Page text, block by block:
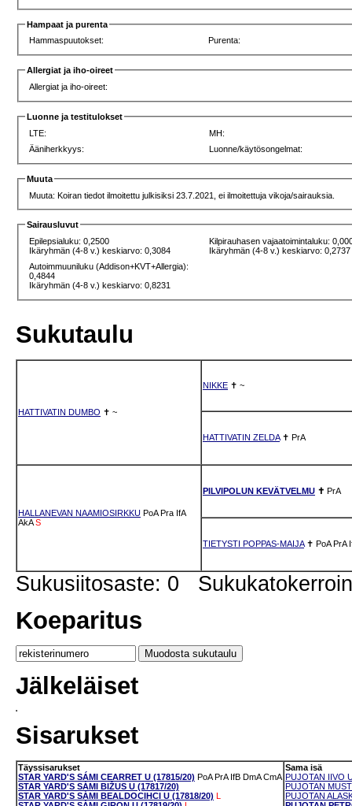
Hampaat ja purenta
Hammaspuutokset:
Purenta:
Allergiat ja iho-oireet
Allergiat ja iho-oireet:
Luonne ja testitulokset
LTE:
MH:
Ääniherkkyys:
Luonne/käytösongelmat:
Muuta
Muuta: Koiran tiedot ilmoitettu julkisiksi 23.7.2021, ei ilmoitettuja vikoja/sairauksia.
Sairausluvut
Epilepsialuku: 0,2500
Ikäryhmän (4-8 v.) keskiarvo: 0,3084
Kilpirauhasen vajaatoimintaluku:
Ikäryhmän (4-8 v.) keskiarvo: 0,2737
Autoimmuuniluku (Addison+KVT+Allergia):
0,4844
Ikäryhmän (4-8 v.) keskiarvo: 0,8231
Sukutaulu
HATTIVATIN DUMBO ✝ ~
NIKKE ✝ ~
HATTIVATIN ZELDA✝ PrA
HALLANEVAN NAAMIOSIRKKU PoA Pra IfA
AkA S
PILVIPOLUN KEVÄTVELMU ✝ PrA
TIETYSTI POPPAS-MAIJA✝ PoA PrA
Sukusiitosaste: 0
Koeparitus
Jälkeläiset
Sisarukset
Täyssisarukset
STAR YARD'S SÁMI CEARRET U (17815/20) PoA PrA IfB DmA CmA
STAR YARD'S SÁMI BIŽUS U (17817/20)
STAR YARD'S SÁMI BEALDOCIHCI U (17818/20) L
Sama isä
PUJOTAN IIVO
PUJOTAN
PUJOTAN